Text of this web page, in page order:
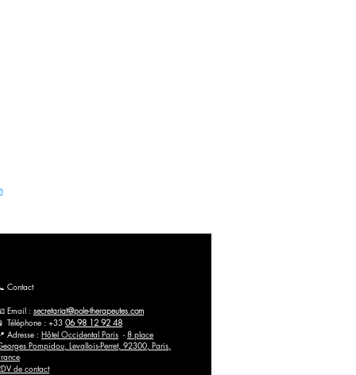
Contact
Email : secretariat@pole-therapeutes.com
📱 Téléphone : +33 06 98 12 92 48
Adresse : Hôtel Occidental Paris - 8 place
Pompidou, Levallois-Perret, 92300, Paris,
de contact